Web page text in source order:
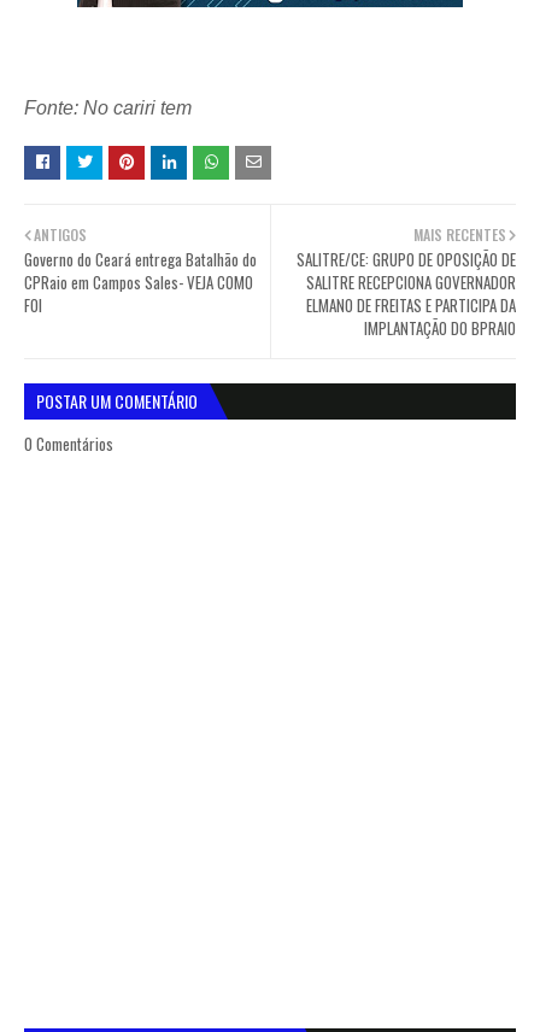
Fonte: No cariri tem
MAIS RECENTES
SALITRE/CE: GRUPO DE OPOSIÇÃO DE
SALITRE RECEPCIONA GOVERNADOR
ELMANO DE FREITAS E PARTICIPA DA
IMPLANTAÇÃO DO BPRAIO
ANTIGOS
Governo do Ceará entrega Batalhão do
CPRaio em Campos Sales- VEJA COMO
FOI
POSTAR UM COMENTÁRIO
0 Comentários